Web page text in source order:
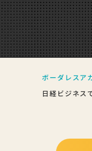
ボーダレスア
日経ビジネス